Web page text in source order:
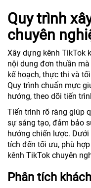
Quy trình
chuyên
Xây dựng kênh TikTok
nội dung đơn thuần
kế hoạch, thực thi và
Quy trình chuẩn mực
hướng, theo dõi tiến
Tiến trình rõ ràng giúp
sự sáng tạo, đảm bảo
hướng chiến lược.
tích đến tối ưu, phù
kênh TikTok chuyên
Phân tích